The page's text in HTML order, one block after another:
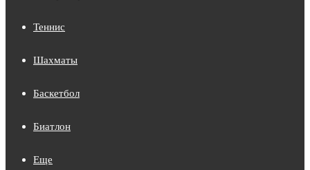
Теннис
Шахматы
Баскетбол
Биатлон
Еще